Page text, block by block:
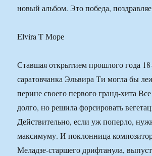
новый альбом. Это победа,
Elvira T Море
Ставшая открытием прошлого года
саратовчанка Эльвира Ти могла бы
перине своего первого гранд-хита
долго, но решила форсировать
Действительно, если уж поперло,
максимуму. И поклонница
Меладзе-старшего дрифтанула,